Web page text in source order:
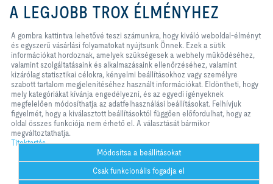
Kereskedelmi Képviselete
Telefon +36 1 212 1211
Kapcsolat
A TROX A KÖZÖSSÉGI MÉDIÁBAN
Kezdőlap Kapcsolat
Titoktartás
Jogi nyilatkozat 2026 © TROX AUSTRIA + CEE GmbH
számunkra, hogy kiváló weboldal-
élményt és egyszerű vásárlási
Ezek a sütik információkat
hordoznak, amelyek szükségesek
a webhely működéséhez, valamint
szolgáltatásaink és alkalmazásaink
ellenőrzéséhez, valamint kizárólag
statisztikai célokra, kényelmi
beállításokhoz vagy személyre
szabott tartalom megjelenítéséhez
használt információkat. Eldöntheti,
hogy mely kategóriákat kívánja
igényeknek megfelelően
módosíthatja az adatfelhasználási
beállításokat. Felhívjuk figyelmét,
hogy a kiválasztott beállításoktól
függően előfordulhat, hogy az oldal
A LEGJOBB TROX ÉLMÉNYHEZ
A gombra kattintva lehetővé teszi számunkra, hogy kiváló weboldal-élményt
és egyszerű vásárlási folyamatokat nyújtsunk Önnek. Ezek a sütik
információkat hordoznak, amelyek szükségesek a webhely működéséhez,
valamint szolgáltatásaink és alkalmazásaink ellenőrzéséhez, valamint
kizárólag statisztikai célokra, kényelmi beállításokhoz vagy személyre
szabott tartalom megjelenítéséhez használt információkat. Eldöntheti, hogy
mely kategóriákat kívánja engedélyezni, és az egyedi igényeknek
megfelelően módosíthatja az adatfelhasználási beállításokat. Felhívjuk
figyelmét, hogy a kiválasztott beállításoktól függően előfordulhat, hogy az
oldal összes funkciója nem érhető el. A választását bármikor
megváltoztathatja.
Titoktartás
Módosítsa a beállításokat
Csak funkcionális fogadja el